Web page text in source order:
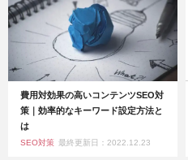
費用対効果の高いコンテンツSEO対
策｜効率的なキーワード設定方法と
は
SEO対策 最終更新日：2022.12.23